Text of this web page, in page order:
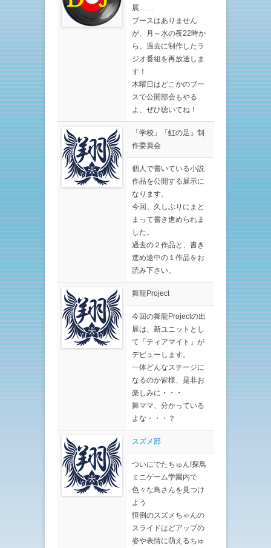
展……
ブースはありません
が、月～水の夜22時か
ら、過去に制作したラ
ジオ番組を再放送しま
す！
木曜日はどこかのブー
スで公開部会もやる
よ、ぜひ聴いてね！
「学校」「虹の足」制
作委員会
個人で書いている小説
作品を公開する展示に
なります。
今回、久しぶりにまと
まって書き進められま
した。
過去の２作品と、書き
進め途中の１作品をお
読み下さい。
舞龍Project
今回の舞龍Projectの出
展は、新ユニットとし
て「ティアマイト」が
デビューします。
一体どんなステージに
なるのか皆様、是非お
楽しみに・・・
舞ママ、分かっている
よな・・・？
スズメ部
ついにでたちゅん!探鳥
ミニゲーム学園内で
色々な鳥さんを見つけ
よう
恒例のスズメちゃんの
スライドはどアップの
姿や表情に萌えるちゅ